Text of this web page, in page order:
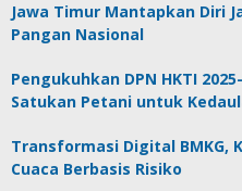
Jawa Timur Mantapkan Diri
Pangan Nasional
Pengukuhkan DPN HKTI
Satukan Petani untuk
Transformasi Digital BMKG,
Cuaca Berbasis Risiko